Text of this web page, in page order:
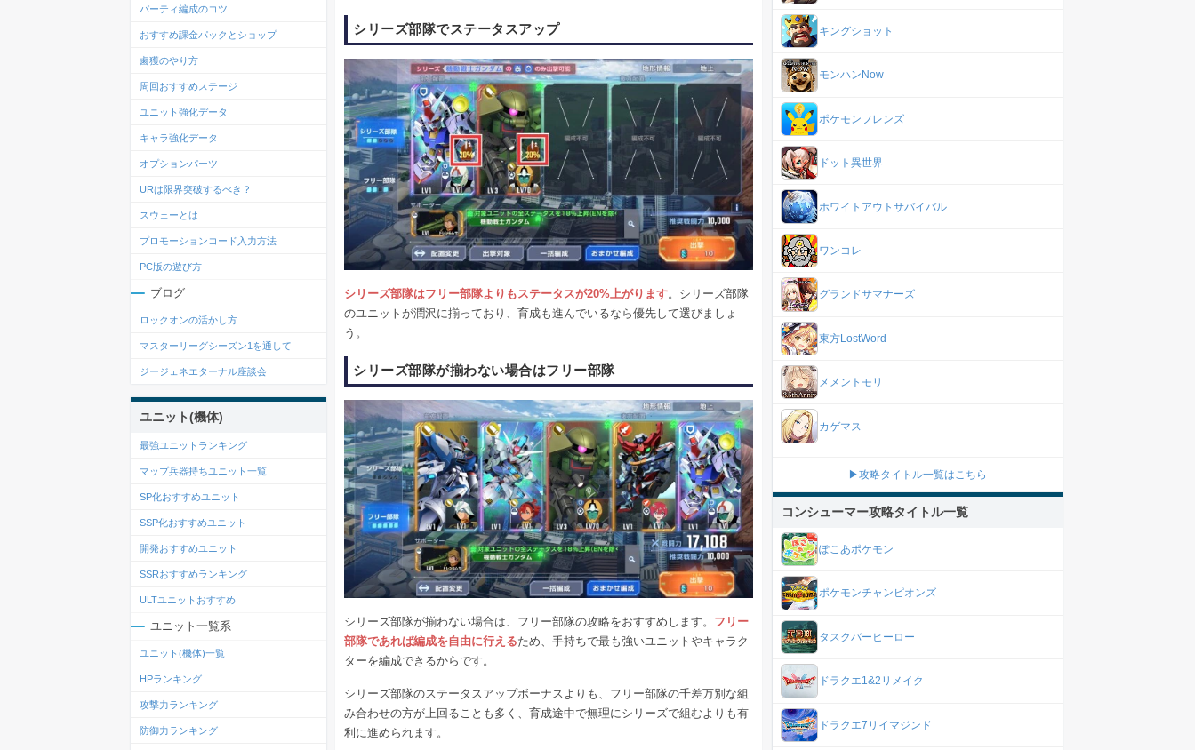
シリーズ部隊でステータスアップ
シリーズ部隊はフリー部隊よりもステータスが20%上がります。シリーズ部隊
のユニットが潤沢に揃っており、育成も進んでいるなら優先して選びましょ
う。
シリーズ部隊が揃わない場合はフリー部隊
シリーズ部隊が揃わない場合は、フリー部隊の攻略をおすすめします。 フリー
部隊であれば編成を自由に行えるため、手持ちで最も強いユニットやキャラク
ターを編成できるからです。
シリーズ部隊のステータスアップボーナスよりも、フリー部隊の千差万別な組
み合わせの方が上回ることも多く、育成途中で無理にシリーズで組むよりも有
利に進められます。
パーティ編成のコツ
おすすめ課金パックとショップ
鹵獲のやり方
周回おすすめステージ
ユニット強化データ
キャラ強化データ
オプションパーツ
URは限界突破するべき？
スウェーとは
プロモーションコード入力方法
PC版の遊び方
ブログ
ロックオンの活かし方
マスターリーグシーズン1を通して
ジージェネエターナル座談会
ユニット(機体)
最強ユニットランキング
マップ兵器持ちユニット一覧
SP化おすすめユニット
SSP化おすすめユニット
開発おすすめユニット
SSRおすすめランキング
ULTユニットおすすめ
ユニット一覧系
ユニット(機体)一覧
HPランキング
攻撃力ランキング
防御力ランキング
キングショット
モンハンNow
ポケモンフレンズ
ドット異世界
ホワイトアウトサバイバル
ワンコレ
グランドサマナーズ
東方LostWord
メメントモリ
カゲマス
▶攻略タイトル一覧はこちら
コンシューマー攻略タイトル一覧
ぽこあポケモン
ポケモンチャンピオンズ
タスクバーヒーロー
ドラクエ1&2リメイク
ドラクエ7リイマジンド